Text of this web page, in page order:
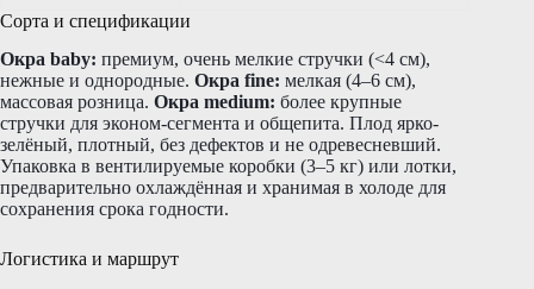
Сорта и спецификации
Окра baby: премиум, очень мелкие стручки (<4 см),
нежные и однородные. Окра fine: мелкая (4–6 см),
массовая розница. Окра medium: более крупные
стручки для эконом-сегмента и общепита. Плод ярко-
зелёный, плотный, без дефектов и не одревесневший.
Упаковка в вентилируемые коробки (3–5 кг) или лотки,
предварительно охлаждённая и хранимая в холоде для
сохранения срока годности.
Логистика и маршрут